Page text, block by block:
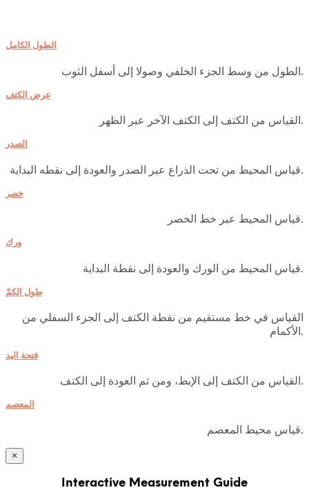
الطول الكامل
عرض الكتف
القياس من الكتف إلى الكتف الآخر عبر الظهر.
الصدر
خصر
قياس المحيط عبر خط الخصر.
ورك
طول الكمّ
القياس في خط مستقيم من نقطة الكتف إلى الجزء السفلي من
الأكمام.
فتحة اليد
القياس من الكتف إلى الإبط، ومن ثم العودة إلى الكتف.
المعصم
قياس محيط المعصم.
×
Interactive Measurement Guide